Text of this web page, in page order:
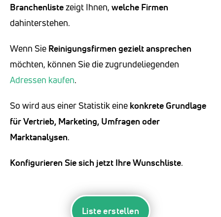
Branchenlistezeigt Ihnen, welche Firmen
dahinterstehen.
Wenn Sie Reinigungsfirmen gezielt ansprechen
möchten, können Sie die zugrundeliegenden
Adressen kaufen.
So wird aus einer Statistik eine konkrete Grundlage
für Vertrieb, Marketing, Umfragen oder
Marktanalysen.
Konfigurieren Sie sich jetzt Ihre Wunschliste.
Liste erstellen